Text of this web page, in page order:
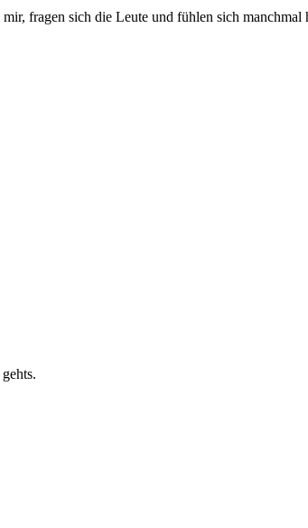
fragen sich die Leute und fühlen sich